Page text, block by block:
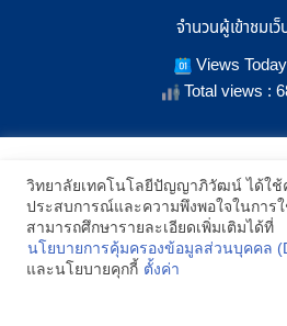
จำนวนผู้เข้าชมเว็
Views
Total views :
SHOW
2021 All Rights Reserved ©
เราใช้คุกกี้เพื่อเพิ่มประสิทธิภาพ และประสบ
เว็บไซต์ เมื่อคุณกดยอมรับเราจะสามารถ
คุณได้โดยเฉพาะ และหากคุณต้องการเป
สามารถเลือกตั้งค่าความยินยอมการใช้คุก
อ่านนโยบายคุกกี้เพิ่มเติม
วิทยาลัยเทคโนโลยีปัญญาภิวัฒน์ ได้ใช้
ประสบการณ์และความพึงพอใจในการ
สามารถศึกษารายละเอียดเพิ่มเติมได้ที่
นโยบายการคุ้มครองข้อมูลส่วนบุคคล
และนโยบายคุกกี้ ตั้งค่า